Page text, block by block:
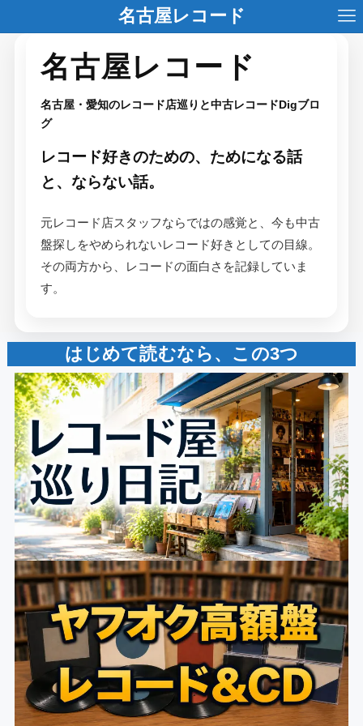
名古屋レコード
名古屋レコード
名古屋・愛知のレコード店巡りと中古レコードDigブロ
グ
レコード好きのための、ためになる話
と、ならない話。
元レコード店スタッフならではの感覚と、今も中古
盤探しをやめられないレコード好きとしての目線。
その両方から、レコードの面白さを記録していま
す。
はじめて読むなら、この3つ